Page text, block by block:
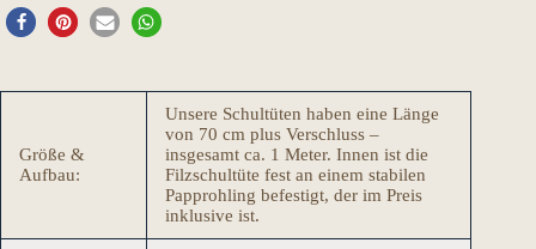
c
N
Größe &
Aufbau:
Unsere Schultüten haben eine Länge
von 70 cm plus Verschluss –
insgesamt ca. 1 Meter. Innen ist die
Filzschultüte fest an einem stabilen
Papprohling befestigt, der im Preis
inklusive ist.